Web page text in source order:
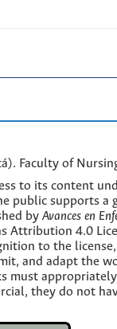
Faculty of
to its content
public supports a
by Avances en
Attribution 4.0
to the
and adapt the
must
they do not